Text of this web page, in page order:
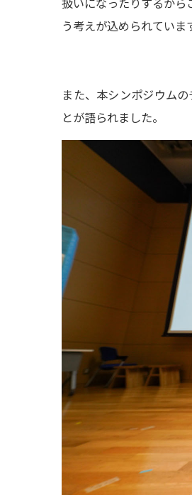
う考えが込められていま
また、本シンポジウム
とが語られました。